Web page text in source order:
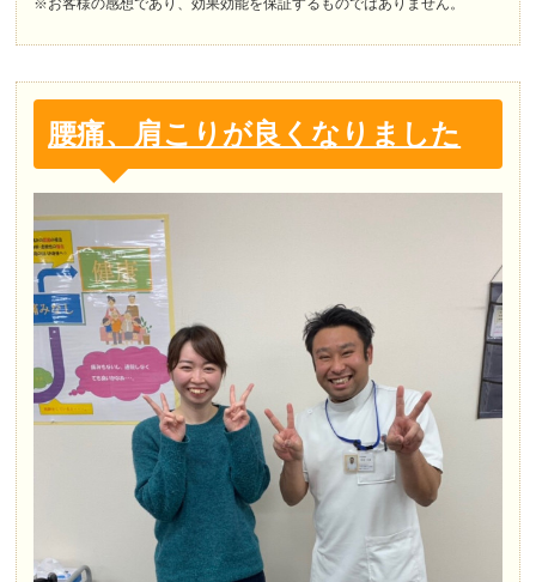
※お客様の感想であり、効果効能を保証するものではありません。
腰痛、肩こりが良くなりました